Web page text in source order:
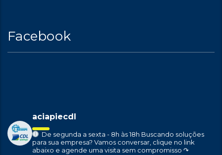
Facebook
aciapiecdl
De segunda a sexta - 8h às 18h Buscando soluções
para sua empresa? Vamos conversar, clique no link
abaixo e agende uma visita sem compromisso ↷